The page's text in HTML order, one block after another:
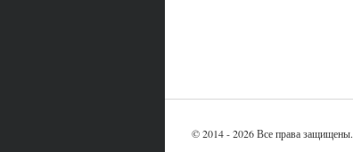
© 2014 - 2026 Все права защищены.